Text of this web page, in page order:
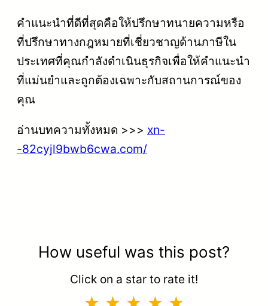
คำแนะนำที่ดีที่สุดคือให้ปรึกษาทนายความหรือ
ที่ปรึกษาทางกฎหมายที่เชี่ยวชาญด้านภาษีใน
ประเทศที่คุณกำลังดำเนินธุรกิจเพื่อให้คำแนะนำ
ที่แม่นยำและถูกต้องเฉพาะกับสถานการณ์ของ
คุณ
อ่านบทความทั้งหมด >>> xn-
-82cyjl9bwb6cwa.com/
How useful was this post?
Click on a star to rate it!